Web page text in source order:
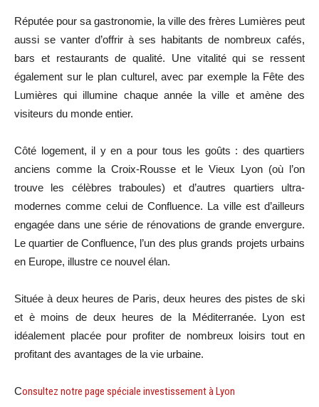
Réputée pour sa gastronomie, la ville des frères Lumières peut
aussi se vanter d’offrir à ses habitants de nombreux cafés,
bars et restaurants de qualité. Une vitalité qui se ressent
également sur le plan culturel, avec par exemple la Fête des
Lumières qui illumine chaque année la ville et amène des
visiteurs du monde entier.
Côté logement, il y en a pour tous les goûts : des quartiers
anciens comme la Croix-Rousse et le Vieux Lyon (où l’on
trouve les célèbres traboules) et d’autres quartiers ultra-
modernes comme celui de Confluence. La ville est d’ailleurs
engagée dans une série de rénovations de grande envergure.
Le quartier de Confluence, l’un des plus grands projets urbains
en Europe, illustre ce nouvel élan.
Située à deux heures de Paris, deux heures des pistes de ski
et è moins de deux heures de la Méditerranée. Lyon est
idéalement placée pour profiter de nombreux loisirs tout en
profitant des avantages de la vie urbaine.
Consultez notre page spéciale investissement à Lyon